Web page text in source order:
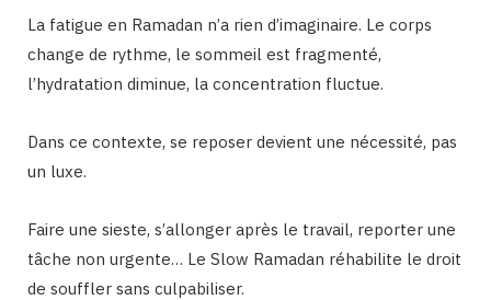
La fatigue en Ramadan n’a rien d’imaginaire. Le corps
change de rythme, le sommeil est fragmenté,
l’hydratation diminue, la concentration fluctue.
Dans ce contexte, se reposer devient une nécessité, pas
un luxe.
Faire une sieste, s’allonger après le travail, reporter une
tâche non urgente… Le Slow Ramadan réhabilite le droit
de souffler sans culpabiliser.